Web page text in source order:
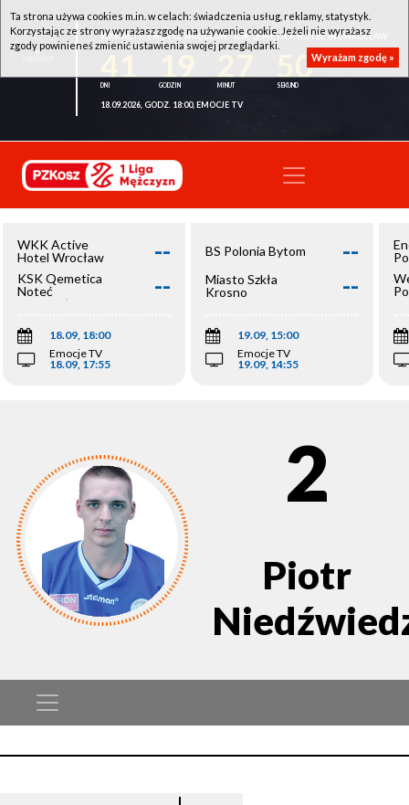
WKK ACTIVE HOTEL WROCŁAW - KSK QEMETICA NOTEĆ INOWROCŁAW
50
18.09.2026, GODZ. 18:00, EMOCJE TV
WKK Active
Hotel Wrocław
--
KSK Qemetica
Noteć
Inowrocław
--
18.09, 18:00
Emocje TV
18.09, 17:55
BS Polonia Bytom --
Miasto Szkła
Krosno
--
19.09, 15:00
Emocje TV
19.09, 14:55
2
Piotr
Ta strona używa cookies m.in. w celach: świadczenia usług, reklamy, statystyk.
Korzystając ze strony wyrażasz zgodę na używanie cookie. Jeżeli nie wyrażasz
zgody powinieneś zmienić ustawienia swojej przeglądarki.
Wyrażam zgodę »